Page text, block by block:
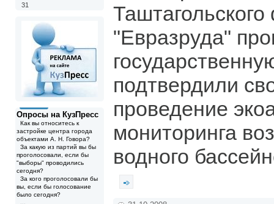
31
Опросы на КузПресс
Как вы относитесь к
застройке центра города
объектами А. Н. Говора?
За какую из партий вы бы
проголосовали, если бы
"выборы" проводились
сегодня?
За кого проголосовали бы
вы, если бы голосование
было сегодня?
"Евразруда"
подтвердили
проведение
мониторинга
водного